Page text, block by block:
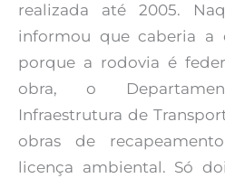
realizada até 2005.
informou que caberia a
porque a rodovia é
obra, o
Infraestrutura de
obras de
licença ambiental. Só